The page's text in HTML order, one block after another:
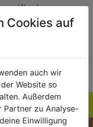
Naturkost
€ 3,99
Cookies auf
auch wir
Website so
Außerdem
Partner zu Analyse-
Einwilligung